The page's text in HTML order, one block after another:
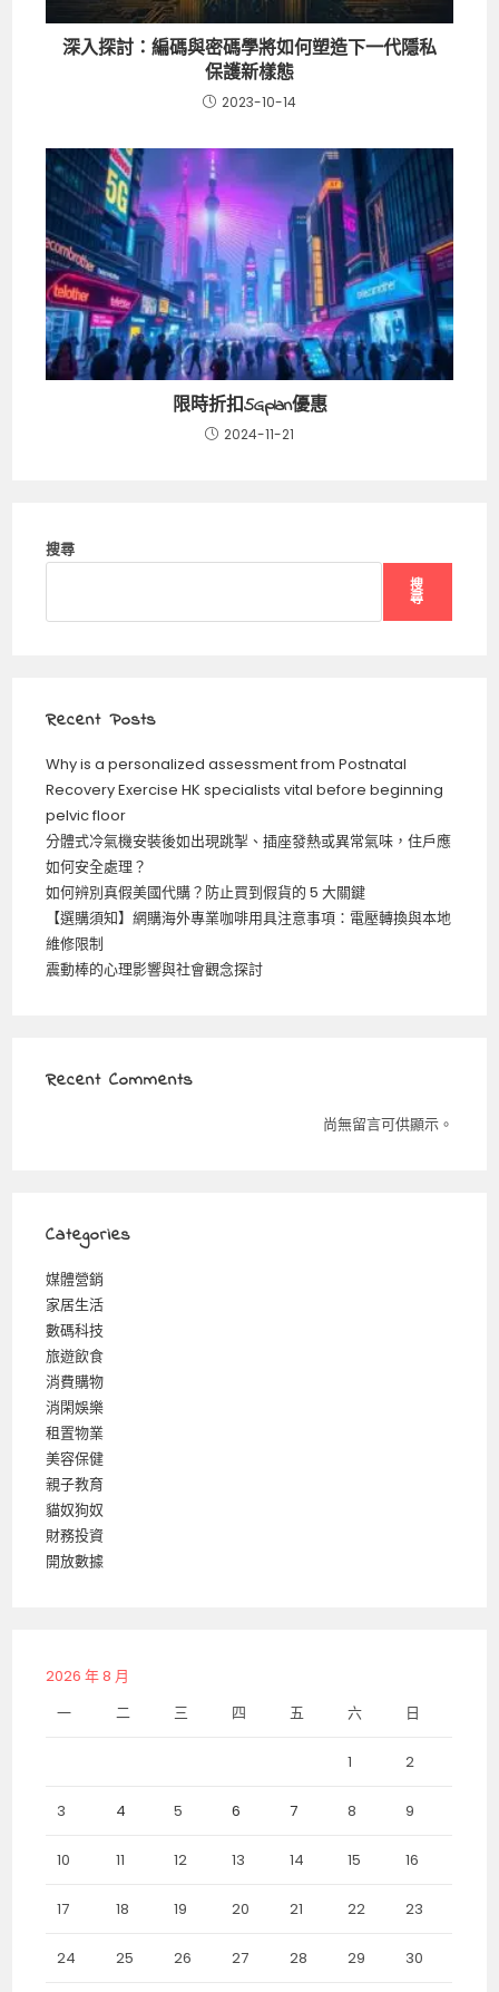
深入探討：編碼與密碼學將如何塑造下一代隱私
保護新樣態
2023-10-14
限時折扣5Gplan優惠
2024-11-21
搜尋
搜
尋
Recent Posts
Why is a personalized assessment from Postnatal
Recovery Exercise HK specialists vital before beginning
pelvic floor
分體式冷氣機安裝後如出現跳掣、插座發熱或異常氣味，住戶應
如何安全處理？
如何辨別真假美國代購？防止買到假貨的 5 大關鍵
【選購須知】網購海外專業咖啡用具注意事項：電壓轉換與本地
維修限制
震動棒的心理影響與社會觀念探討
Recent Comments
尚無留言可供顯示。
Categories
媒體營銷
家居生活
數碼科技
旅遊飲食
消費購物
消閑娛樂
租置物業
美容保健
親子教育
貓奴狗奴
財務投資
開放數據
2026 年 8 月
一
二 三 四 五 六 日
1 2
3 4 5 6 7 8 9
10 11 12 13 14 15 16
17 18 19 20 21 22 23
24 25 26 27 28 29 30